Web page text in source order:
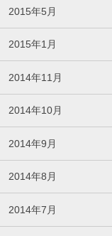
2015年5月
2015年1月
2014年11月
2014年10月
2014年9月
2014年8月
2014年7月